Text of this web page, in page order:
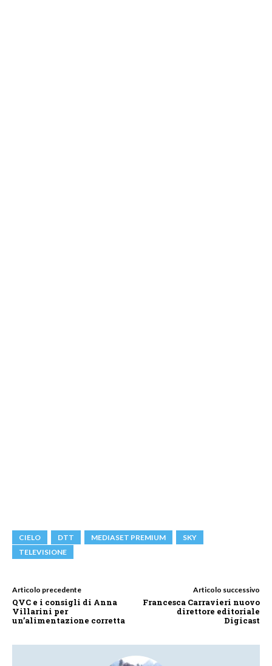
CIELO DTT MEDIASET PREMIUM
SKY
TELEVISIONE
Articolo precedente
QVC e i consigli di Anna
Villarini per
un’alimentazione corretta
Articolo successivo
Francesca Carravieri nuovo
direttore editoriale
Digicast